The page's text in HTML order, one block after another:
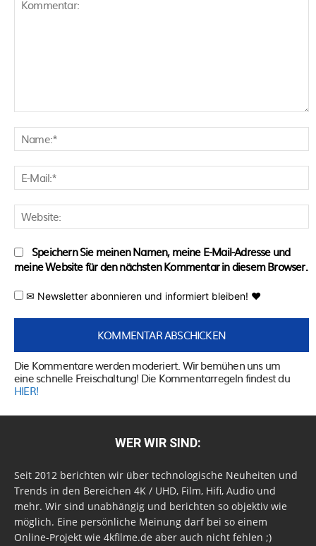
Speichern Sie meinen Namen, meine E-Mail-Adresse und
meine Website für den nächsten Kommentar in diesem Browser.
✉ Newsletter abonnieren und informiert bleiben! ♥
Die Kommentare werden moderiert. Wir bemühen uns um
eine schnelle Freischaltung! Die Kommentarregeln findest du
HIER!
WER WIR SIND:
Seit 2012 berichten wir über technologische Neuheiten und
Trends in den Bereichen 4K / UHD, Film, Hifi, Audio und
mehr. Wir sind unabhängig und berichten so objektiv wie
möglich. Eine persönliche Meinung darf bei so einem
Online-Projekt wie 4kfilme.de aber auch nicht fehlen ;)